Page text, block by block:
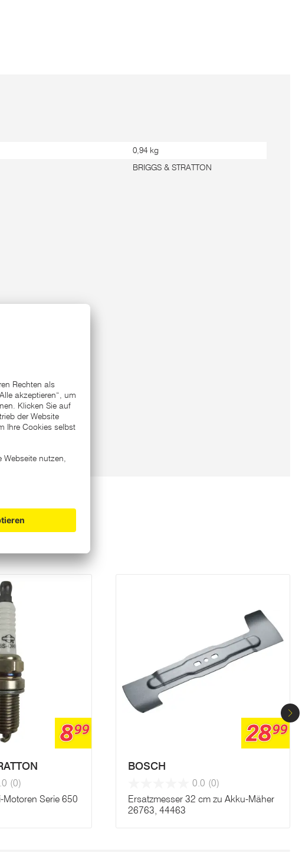
0,94 kg
BRIGGS & STRATTON
899
(0)
Motoren Serie 650
2899
BOSCH
0.0 (0)
Ersatzmesser 32 cm zu Akku-Mäher
26763, 44463